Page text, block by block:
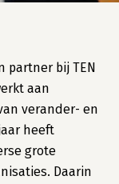
partner bij TEN
aan
verander- en
heeft
grote
Daarin